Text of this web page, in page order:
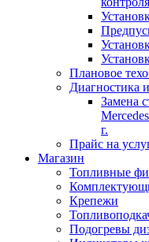
Плановое
Диагностика
Замена
г.
Прайс на
Магазин
Топливные
Крепежи
Подогревы